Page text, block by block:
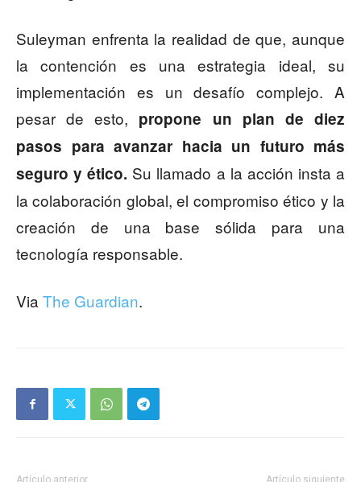
Suleyman enfrenta la realidad de que, aunque
la contención es una estrategia ideal, su
implementación es un desafío complejo. A
pesar de esto, propone un plan de diez
pasos para avanzar hacia un futuro más
seguro y ético. Su llamado a la acción insta a
la colaboración global, el compromiso ético y la
creación de una base sólida para una
tecnología responsable.
Via The Guardian.